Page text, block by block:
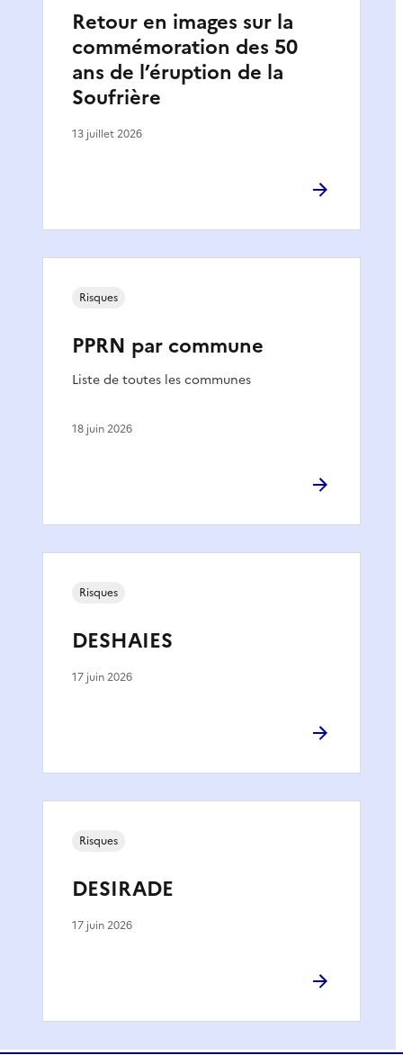
Retour en images sur la
commémoration des 50
ans de l’éruption de la
Soufrière
13 juillet 2026
PPRN par commune
Liste de toutes les communes
Risques
18 juin 2026
DESHAIES
Risques
17 juin 2026
DESIRADE
Risques
17 juin 2026